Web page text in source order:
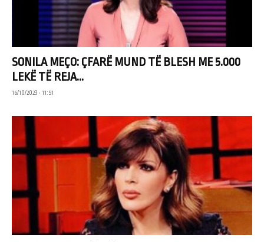
SONILA MEÇO: ÇFARË MUND TË BLESH ME 5.000
LEKË TË REJA...
16/10/2023 • 11:51